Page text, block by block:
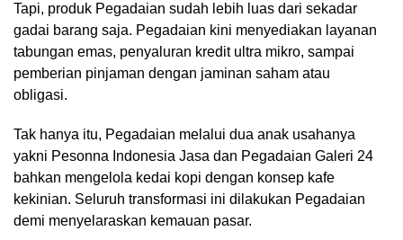
Tapi, produk Pegadaian sudah lebih luas dari sekadar
gadai barang saja. Pegadaian kini menyediakan layanan
tabungan emas, penyaluran kredit ultra mikro, sampai
pemberian pinjaman dengan jaminan saham atau
obligasi.
Tak hanya itu, Pegadaian melalui dua anak usahanya
yakni Pesonna Indonesia Jasa dan Pegadaian Galeri 24
bahkan mengelola kedai kopi dengan konsep kafe
kekinian. Seluruh transformasi ini dilakukan Pegadaian
demi menyelaraskan kemauan pasar.